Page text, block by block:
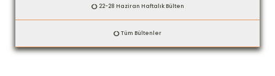
22-28 Haziran Haftalık Bülten
Tüm Bültenler